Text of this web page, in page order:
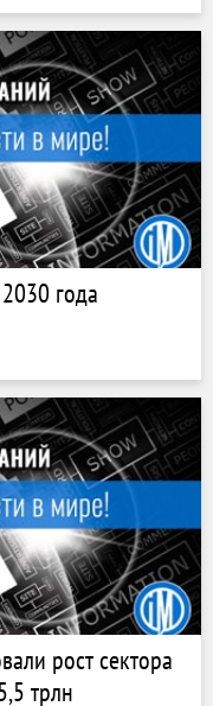
года
рост сектора
трлн